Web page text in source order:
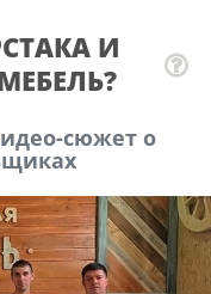
И
сюжет о